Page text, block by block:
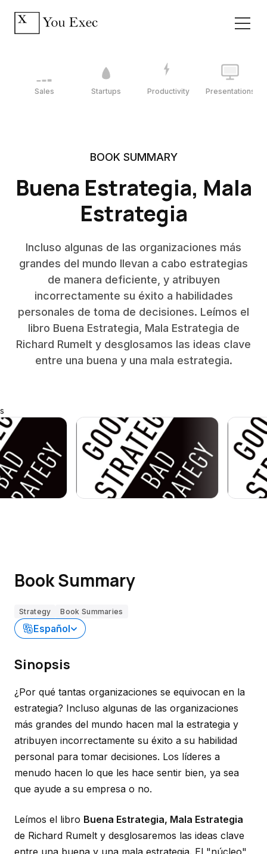
Sales Startups Productivity Presentations
BOOK SUMMARY
Buena Estrategia, Mala
Estrategia
Incluso algunas de las organizaciones más
grandes del mundo llevan a cabo estrategias
de manera deficiente, y atribuyen
incorrectamente su éxito a habilidades
personales de toma de decisiones. Leímos el
libro Buena Estrategia, Mala Estrategia de
Richard Rumelt y desglosamos las ideas clave
entre una buena y una mala estrategia.
s
Book Summary
Strategy Book Summaries
Español
Sinopsis
¿Por qué tantas organizaciones se equivocan en la
estrategia? Incluso algunas de las organizaciones
más grandes del mundo hacen mal la estrategia y
atribuyen incorrectamente su éxito a su habilidad
personal para tomar decisiones. Los líderes a
menudo hacen lo que les hace sentir bien, ya sea
que ayude a su empresa o no.
Leímos el libro Buena Estrategia, Mala Estrategia
de Richard Rumelt y desglosaremos las ideas clave
entre una buena y una mala estrategia. El "núcleo"